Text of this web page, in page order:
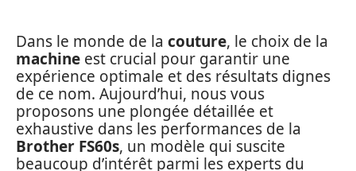
Dans le monde de la couture, le choix de la
machine est crucial pour garantir une
expérience optimale et des résultats dignes
de ce nom. Aujourd’hui, nous vous
proposons une plongée détaillée et
exhaustive dans les performances de la
Brother FS60s, un modèle qui suscite
beaucoup d’intérêt parmi les experts du